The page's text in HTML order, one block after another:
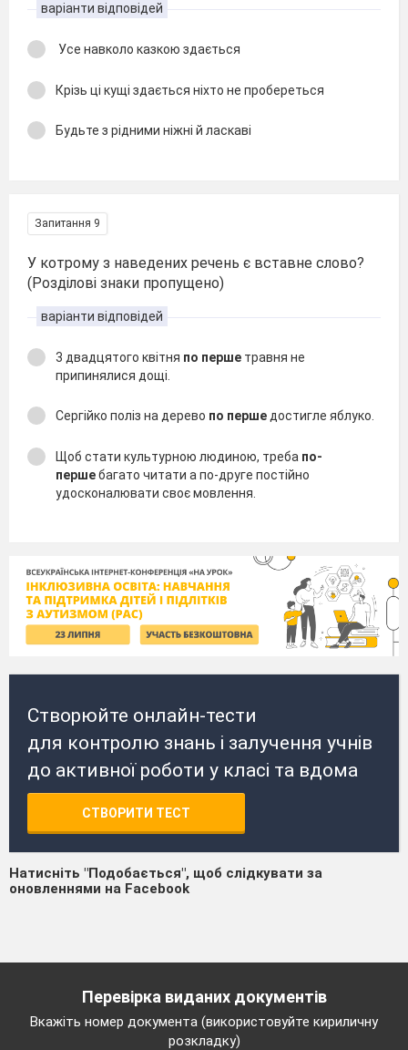
варіанти відповідей
Усе навколо казкою здається
Крізь ці кущі здається ніхто не пробереться
Будьте з рідними ніжні й ласкаві
Запитання 9
У котрому з наведених речень є вставне слово?
(Розділові знаки пропущено)
варіанти відповідей
3 двадцятого квітня по перше травня не
припинялися дощі.
Сергійко поліз на дерево по перше достигле яблуко.
Щоб стати культурною людиною, треба по-
першебагато читати а по-друге постійно
удосконалювати своє мовлення.
Створюйте онлайн-тести
для контролю знань і залучення учнів
до активної роботи у класі та вдома
СТВОРИТИ ТЕСТ
Натисніть "Подобається", щоб слідкувати за
оновленнями на Facebook
Перевірка виданих документів
Вкажіть номер документа (використовуйте кириличну
розкладку)